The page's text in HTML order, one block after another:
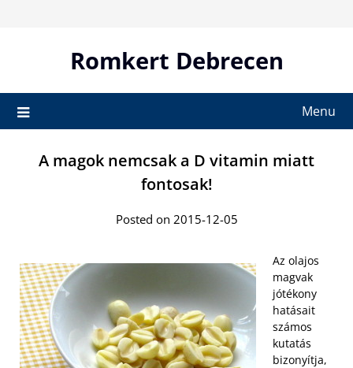
Romkert Debrecen
Menu
A magok nemcsak a D vitamin miatt
fontosak!
Posted on 2015-12-05
Az olajos
magvak
jótékony
hatásait
számos
kutatás
bizonyítja,